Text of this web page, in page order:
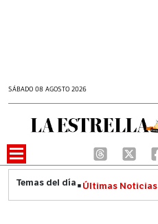
SÁBADO 08 AGOSTO 2026
Últimas Noticias